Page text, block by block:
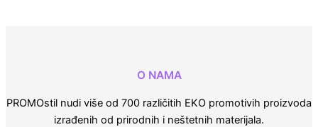
O NAMA
PROMOstil nudi više od 700 različitih EKO promotivih proizvoda
izrađenih od prirodnih i neštetnih materijala.